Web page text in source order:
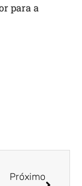
para a
Próximo